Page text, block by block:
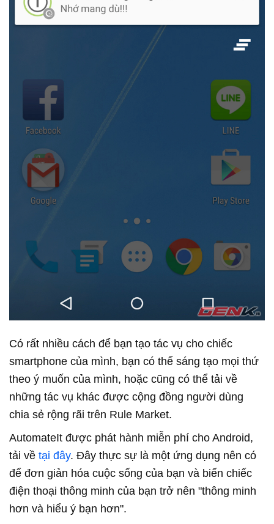
Có rất nhiều cách để bạn tạo tác vụ cho chiếc
smartphone của mình, bạn có thể sáng tạo mọi thứ
theo ý muốn của mình, hoặc cũng có thể tải về
những tác vụ khác được cộng đồng người dùng
chia sẻ rộng rãi trên Rule Market.
AutomateIt được phát hành miễn phí cho Android,
tải về tại đây. Đây thực sự là một ứng dụng nên có
để đơn giản hóa cuộc sống của bạn và biến chiếc
điện thoại thông minh của bạn trở nên "thông minh
hơn và hiểu ý bạn hơn".